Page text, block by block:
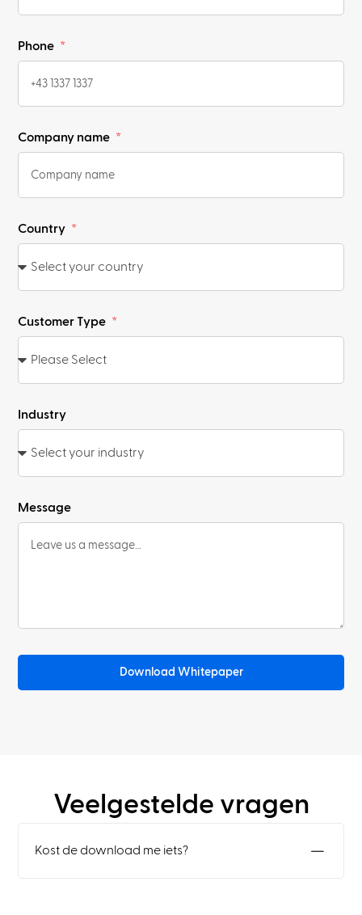
Phone
Company name
Country
Customer Type
Industry
Message
Download Whitepaper
Veelgestelde vragen
Kost de download me iets?